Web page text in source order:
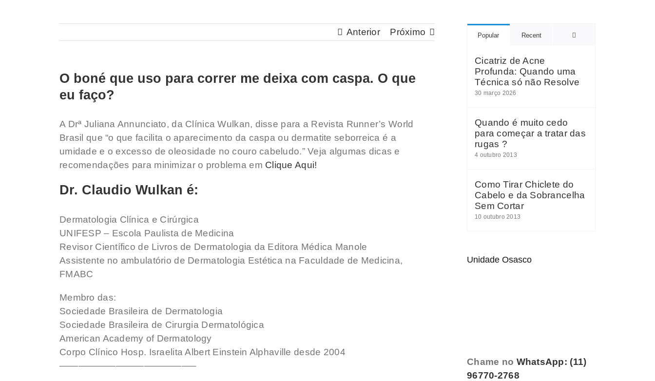
Anterior Próximo
O boné que uso para correr me deixa com caspa. O que
eu faço?
A Drª Juliana Annunciato, da Clínica Wulkan, disse para a Revista Runner’s World
Brasil que “o que facilita o aparecimento da caspa ou dermatite seborreica é a
umidade e o excesso de oleosidade no couro cabeludo.” Veja algumas dicas e
recomendações para minimizar o problema em Clique Aqui!
Dr. Claudio Wulkan é:
Dermatologia Clínica e Cirúrgica
UNIFESP – Escola Paulista de Medicina
Revisor Científico de Livros de Dermatologia da Editora Médica Manole
Assistente no ambulatório de Dermatologia Estética na Faculdade de Medicina,
FMABC
Membro das:
Sociedade Brasileira de Dermatologia
Sociedade Brasileira de Cirurgia Dermatológica
American Academy of Dermatology
Corpo Clínico Hosp. Israelita Albert Einstein Alphaville desde 2004
——————————————–
Popular Recent Comments
Cicatriz de Acne
Profunda: Quando uma
Técnica só não Resolve
30 março 2026
Quando é muito cedo
para começar a tratar das
rugas ?
4 outubro 2013
Como Tirar Chiclete do
Cabelo e da Sobrancelha
Sem Cortar
10 outubro 2013
Unidade Osasco
Chame no WhatsApp: (11)
96770-2768